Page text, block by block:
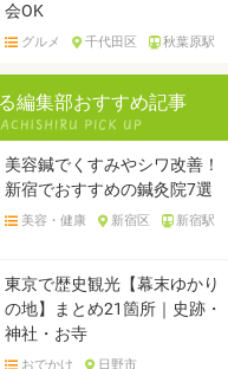
会OK
グルメ 千代田区 秋葉原駅
編集部おすすめ記事
美容鍼でくすみやシワ改善！
新宿でおすすめの鍼灸院7選
美容・健康 新宿区 新宿駅
東京で歴史観光【幕末ゆかり
の地】まとめ21箇所｜史跡・
神社・お寺
おでかけ
日野市